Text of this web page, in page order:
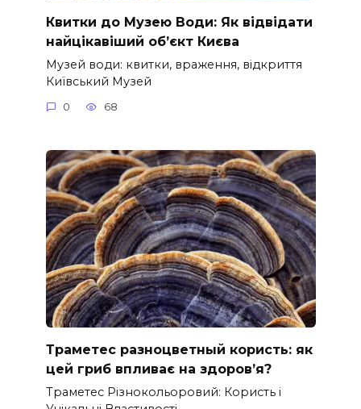
Квитки до Музею Води: Як відвідати
найцікавіший об’єкт Києва
Музей води: квитки, враження, відкриття
Київський Музей
0 68
Траметес разноцветный користь: як
цей гриб впливає на здоров’я?
Траметес Різнокольоровий: Користь і